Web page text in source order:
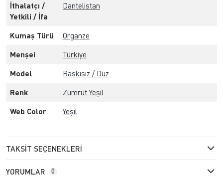
İthalatçı /
Yetkili / İfa
Dantelistan
Kumaş Türü Organze
Menşei Türkiye
Model Baskısız / Düz
Renk Zümrüt Yeşil
Web Color Yeşil
TAKSIT SEÇENEKLERI
YORUMLAR 0